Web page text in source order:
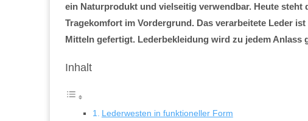
ein Naturprodukt und vielseitig verwendbar. Heute steht
Tragekomfort im Vordergrund. Das verarbeitete Leder
Mitteln gefertigt. Lederbekleidung wird zu jedem Anlass
Inhalt
Lederwesten in funktioneller Form